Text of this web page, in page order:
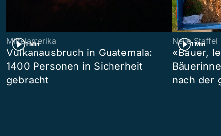
1 Min
Mittelamerika
Vulkanausbruch in Guatemala:
1400 Personen in Sicherheit
gebracht
1 Min
Neue Staffel
«Bauer,
nach der